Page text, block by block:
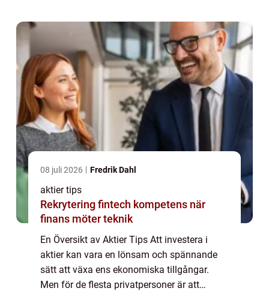
08 juli 2026 Fredrik Dahl
aktier tips
Rekrytering fintech kompetens när
finans möter teknik
En Översikt av Aktier Tips Att investera i
aktier kan vara en lönsam och spännande
sätt att växa ens ekonomiska tillgångar.
Men för de flesta privatpersoner är att